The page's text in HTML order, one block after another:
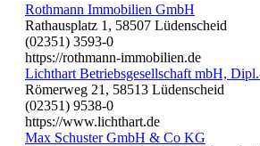
Rothmann Immobilien GmbH
Rathausplatz 1, 58507 Lüdenscheid
(02351) 3593-0
https://rothmann-immobilien.de
Lichthart Betriebsgesellschaft mbH,
Römerweg 21, 58513 Lüdenscheid
(02351) 9538-0
https://www.lichthart.de
Max Schuster GmbH & Co KG